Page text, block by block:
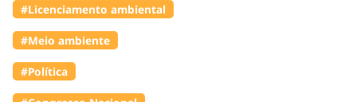
#Licenciamento ambiental
#Meio ambiente
#Política